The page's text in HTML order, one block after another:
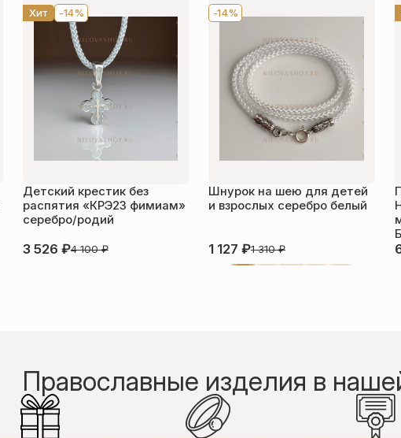
Хит -14%
Детский крестик без
распятия «КРЭ23 фимиам»
серебро/родий
3 526 ₽4 100₽
-14%
Шнурок на шею для детей
и взрослых серебро белый
1 127₽1 310₽
Православные изделия в